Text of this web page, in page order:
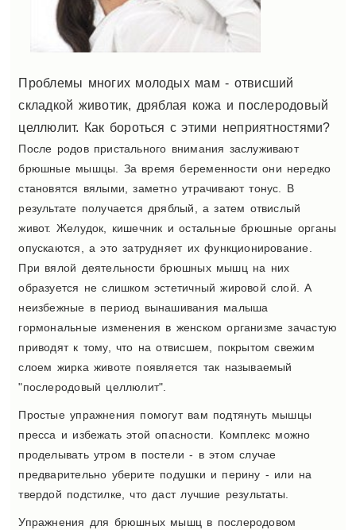
Проблемы многих молодых мам - отвисший
складкой животик, дряблая кожа и послеродовый
целлюлит. Как бороться с этими неприятностями?
После родов пристального внимания заслуживают
брюшные мышцы. За время беременности они нередко
становятся вялыми, заметно утрачивают тонус. В
результате получается дряблый, а затем отвислый
живот. Желудок, кишечник и остальные брюшные органы
опускаются, а это затрудняет их функционирование.
При вялой деятельности брюшных мышц на них
образуется не слишком эстетичный жировой слой. А
неизбежные в период вынашивания малыша
гормональные изменения в женском организме зачастую
приводят к тому, что на отвисшем, покрытом свежим
слоем жирка животе появляется так называемый
"послеродовый целлюлит".
Простые упражнения помогут вам подтянуть мышцы
пресса и избежать этой опасности. Комплекс можно
проделывать утром в постели - в этом случае
предварительно уберите подушки и перину - или на
твердой подстилке, что даст лучшие результаты.
Упражнения для брюшных мышц в послеродовом